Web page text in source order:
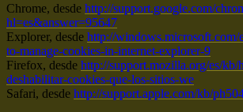
Chrome, desde http://support.google.com/
hl=es&answer=95647
Explorer, desde http://windows.microsoft.com/
to-manage-cookies-in-internet-explorer-9
Firefox, desde http://support.mozilla.org/es/kb/
deshabilitar-cookies-que-los-sitios-we
Safari, desde http://support.apple.com/kb/